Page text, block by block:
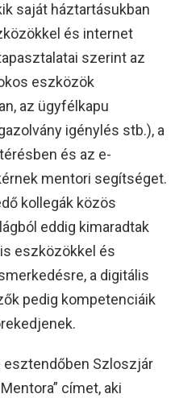
saját háztartásukban
és internet
szerint az
eszközök
az ügyfélkapu
igénylés stb.), a
és az e-
mentori segítséget.
kollegák közös
eddig kimaradtak
eszközökkel és
a digitális
pedig kompetenciáik
esztendőben Szloszjár
címet, aki